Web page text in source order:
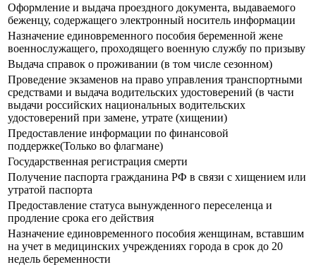
Оформление и выдача проездного документа, выдаваемого
беженцу, содержащего электронный носитель информации
Назначение единовременного пособия беременной жене
военнослужащего, проходящего военную службу по призыву
Выдача справок о проживании (в том числе сезонном)
Прoведение экзаменов на право управления транспортными
средствами и выдача водительских удостоверений (в части
выдачи российских национальных водительских
удостоверений при замене, утрате (хищении)
Предоставление информации по финансовой
поддержке(Только во флагмане)
Государственная регистрация смерти
Получение паспорта гражданина РФ в связи с хищением или
утратой паспорта
Предоставление статуса вынужденного переселенца и
продление срока его действия
Назначение единовременного пособия женщинам, вставшим
на учет в медицинских учреждениях города в срок до 20
недель беременности